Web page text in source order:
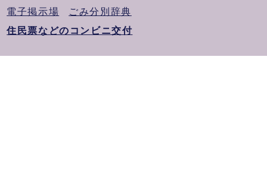
電子掲示場
ごみ分別辞典
住民票などのコンビニ交付